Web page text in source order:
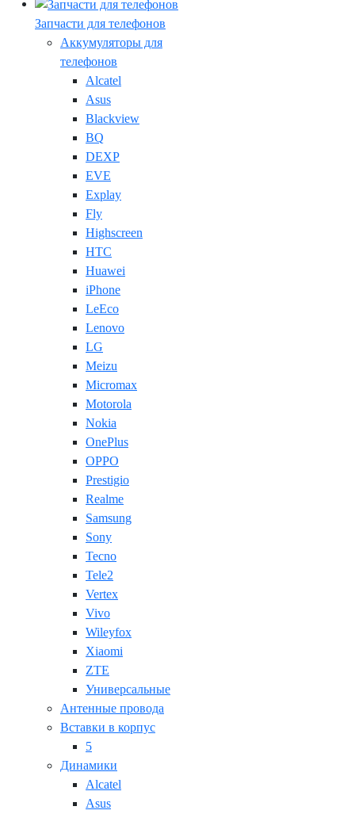
Запчасти для телефонов
Аккумуляторы для
телефонов
Alcatel
Asus
Blackview
BQ
DEXP
EVE
Explay
Fly
Highscreen
HTC
Huawei
iPhone
LeEco
Lenovo
LG
Meizu
Micromax
Motorola
Nokia
OnePlus
OPPO
Prestigio
Realme
Samsung
Sony
Tecno
Tele2
Vertex
Vivo
Wileyfox
Xiaomi
ZTE
Универсальные
Антенные провода
Вставки в корпус
5
Динамики
Alcatel
Asus